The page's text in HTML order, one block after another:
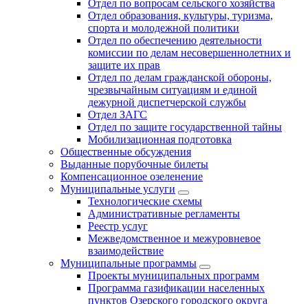
Отдел по вопросам сельского хозяйства
Отдел образования, культуры, туризма,
спорта и молодежной политики
Отдел по обеспечению деятельности
комиссии по делам несовершеннолетних и
защите их прав
Отдел по делам гражданской обороны,
чрезвычайным ситуациям и единой
дежурной диспетчерской службы
Отдел ЗАГС
Отдел по защите государственной тайны
Мобилизационная подготовка
Общественные обсуждения
Выданные порубочные билеты
Компенсационное озеленение
Муниципальные услуги
Технологические схемы
Административные регламенты
Реестр услуг
Межведомственное и межуровневое
взаимодействие
Муниципальные программы
Проекты муниципальных программ
Программа газификации населенных
пунктов Озерского городского округа